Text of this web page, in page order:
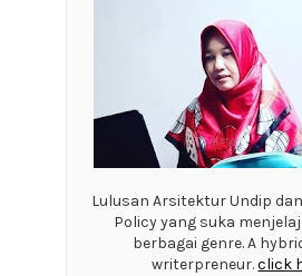
Lulusan Arsitektur Undip
Policy yang suka
berbagai genre. A
writerpreneur.click